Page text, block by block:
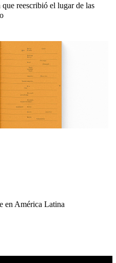
reescribió el lugar de las
en América Latina